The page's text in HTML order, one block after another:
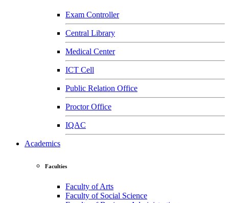
Exam Controller
Central Library
Medical Center
ICT Cell
Public Relation Office
Proctor Office
IQAC
Academics
Faculties
Faculty of Arts
Faculty of Social Science